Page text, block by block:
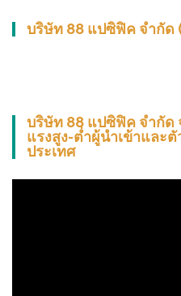
บริษัท 88 แปซิฟิค จำกัด
บริษัท 88 แปซิฟิค จำกั
แรงสูง-ต่ำผู้นำเข้าและ
ประเทศ